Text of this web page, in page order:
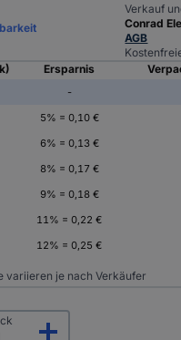
Verkauf
Conrad
AGB
Ersparnis
-
5% = 0,10 €
6% = 0,13 €
8% = 0,17 €
9% = 0,18 €
11% = 0,22 €
12% = 0,25 €
variieren je nach Verkäufer